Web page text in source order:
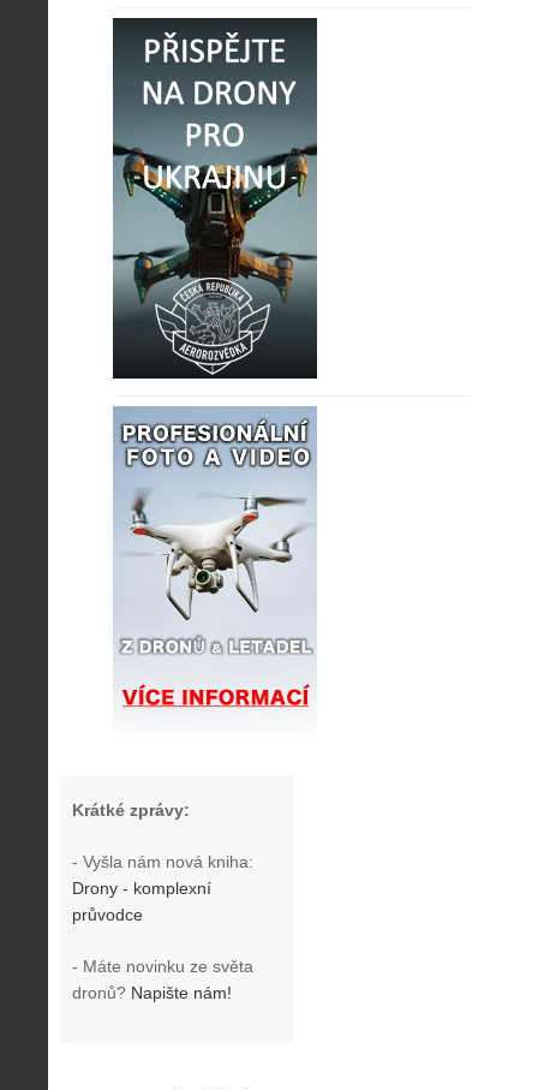
Krátké zprávy:
- Vyšla nám nová kniha:
Drony - komplexní
průvodce
- Máte novinku ze světa
dronů? Napište nám!